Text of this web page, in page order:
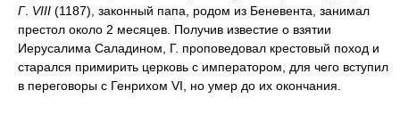
Г. VIII (1187), законный папа, родом из Беневента, занимал
престол около 2 месяцев. Получив известие о взятии
Иерусалима Саладином, Г. проповедовал крестовый поход и
старался примирить церковь с императором, для чего вступил
в переговоры с Генрихом VI, но умер до их окончания.